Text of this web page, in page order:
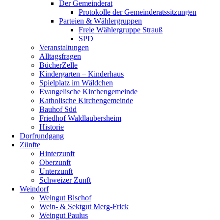
Der Gemeinderat
Protokolle der Gemeinderatssitzungen
Parteien & Wählergruppen
Freie Wählergruppe Strauß
SPD
Veranstaltungen
Alltagsfragen
BücherZelle
Kindergarten – Kinderhaus
Spielplatz im Wäldchen
Evangelische Kirchengemeinde
Katholische Kirchengemeinde
Bauhof Süd
Friedhof Waldlaubersheim
Historie
Dorfrundgang
Zünfte
Hinterzunft
Oberzunft
Unterzunft
Schweizer Zunft
Weindorf
Weingut Bischof
Wein- & Sektgut Merg-Frick
Weingut Paulus